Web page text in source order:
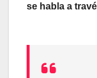
se habla a